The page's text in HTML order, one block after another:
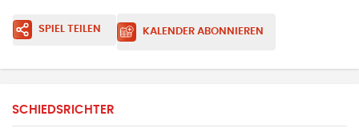
SPIEL TEILEN KALENDER ABONNIEREN
SCHIEDSRICHTER